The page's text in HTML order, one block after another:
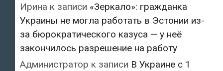
Ирина к записи «Зеркало»: гражданка
Украины не могла работать в Эстонии из-
за бюрократического казуса — у неё
закончилось разрешение на работу
Администратор к записи В Украине с 1